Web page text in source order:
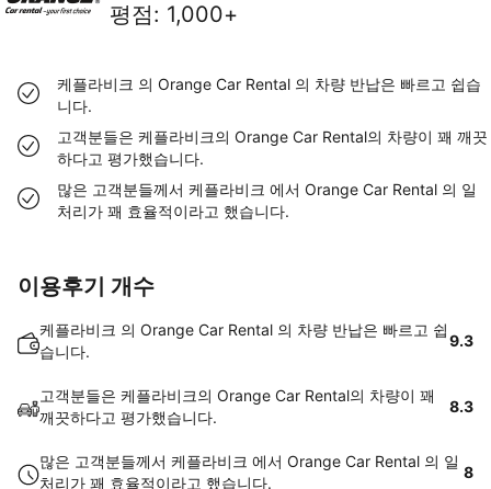
평점: 1,000+
케플라비크 의 Orange Car Rental 의 차량 반납은 빠르고 쉽습
니다.
고객분들은 케플라비크의 Orange Car Rental의 차량이 꽤 깨끗
하다고 평가했습니다.
많은 고객분들께서 케플라비크 에서 Orange Car Rental 의 일
처리가 꽤 효율적이라고 했습니다.
이용후기 개수
케플라비크 의 Orange Car Rental 의 차량 반납은 빠르고 쉽
습니다.
9.3
고객분들은 케플라비크의 Orange Car Rental의 차량이 꽤
깨끗하다고 평가했습니다.
8.3
많은 고객분들께서 케플라비크 에서 Orange Car Rental 의 일
처리가 꽤 효율적이라고 했습니다.
8